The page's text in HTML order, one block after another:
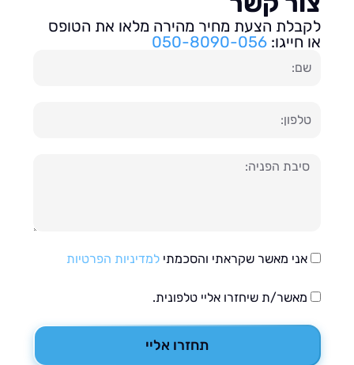
הצעת מחיר מהירה מלאו את הטופס
חייגו:050-8090-056
אני מאשר שקראתי והסכמתילמדיניות הפרטיות
מאשר/ת שיחזרו אליי טלפונית.
תחזרו אליי